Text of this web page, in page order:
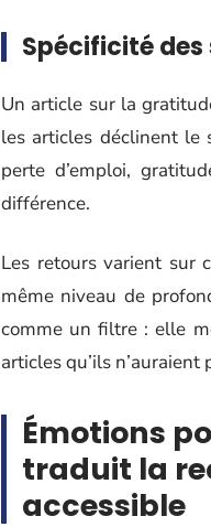
Spécificité
Un article sur la
les articles déclinent le
perte d’emploi,
différence.
Les retours varient sur
même niveau de
comme un filtre : elle
articles qu’ils n’auraient
Émotions
traduit la
accessible